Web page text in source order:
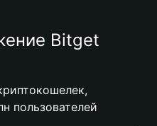
Bitget
пользователей